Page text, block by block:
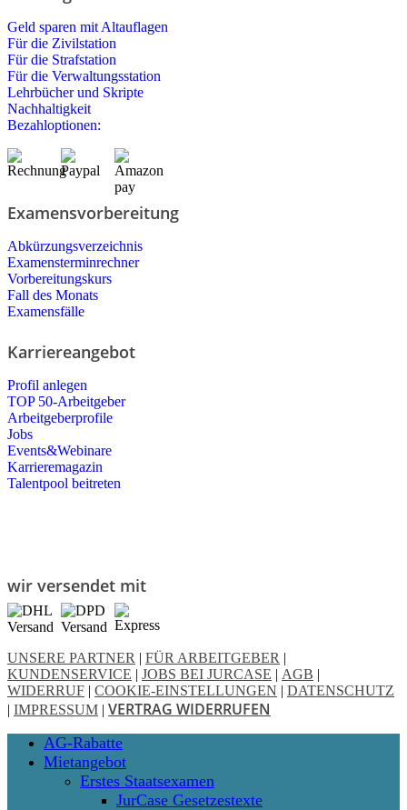
Geld sparen mit Altauflagen
Für die Zivilstation
Für die Strafstation
Für die Verwaltungsstation
Lehrbücher und Skripte
Nachhaltigkeit
Bezahloptionen:
Examensvorbereitung
Abkürzungsverzeichnis
Examensterminrechner
Vorbereitungskurs
Fall des Monats
Examensfälle
Karriereangebot
Profil anlegen
TOP 50-Arbeitgeber
Arbeitgeberprofile
Jobs
Events&Webinare
Karrieremagazin
Talentpool beitreten
wir versendet mit
UNSERE PARTNER | FÜR ARBEITGEBER |
KUNDENSERVICE | JOBS BEI JURCASE | AGB |
WIDERRUF | COOKIE-EINSTELLUNGEN | DATENSCHUTZ
| IMPRESSUM | VERTRAG WIDERRUFEN
Close
AG-Rabatte
Mietangebot
Erstes Staatsexamen
JurCase Gesetzestexte